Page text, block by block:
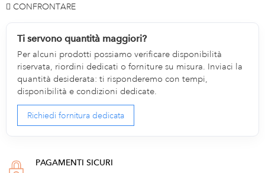
CONFRONTARE
Ti servono quantità maggiori?
Per alcuni prodotti possiamo verificare disponibilità
riservata, riordini dedicati o forniture su misura. Inviaci la
quantità desiderata: ti risponderemo con tempi,
disponibilità e condizioni dedicate.
Richiedi fornitura dedicata
PAGAMENTI SICURI